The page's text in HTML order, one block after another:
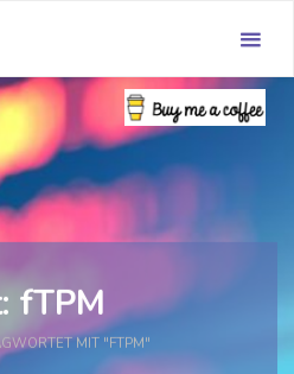
fTPM
MIT "FTPM"